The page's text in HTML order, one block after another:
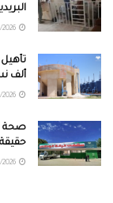
ألف
صحة